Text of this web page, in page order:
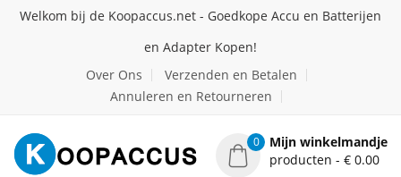
Welkom bij de Koopaccus.net - Goedkope Accu en Batterijen
en Adapter Kopen!
Over Ons
Verzenden en Betalen
Annuleren en Retourneren
0
Mijn winkelmandje
producten - € 0.00